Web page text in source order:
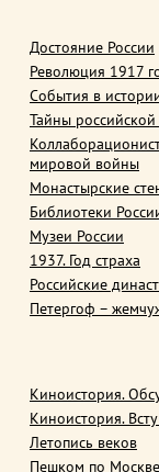
Достояние России
Революция 1917
События в
Тайны
мировой войны
Монастырские
Библиотеки
Музеи России
1937. Год страха
Российские
Петергоф –
Киноистория.
Киноистория.
Летопись веков
Пешком по Москве